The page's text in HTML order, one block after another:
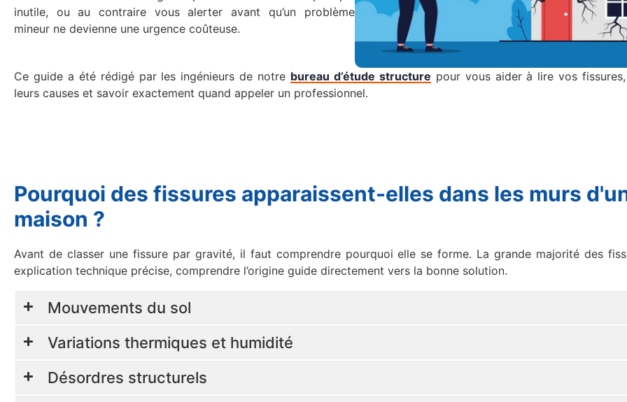
inutile, ou au contraire vous alerter avant qu’un problème
mineur ne devienne une urgence coûteuse.
Ce guide a été rédigé par les ingénieurs de notre bureau d’étude structure pour vous aider à lire vos
leurs causes et savoir exactement quand appeler un professionnel.
Pourquoi des fissures apparaissent-elles dans les murs
maison ?
Avant de classer une fissure par gravité, il faut comprendre pourquoi elle se forme. La grande majorité des
explication technique précise, comprendre l’origine guide directement vers la bonne solution.
Mouvements du sol
Variations thermiques et humidité
Désordres structurels